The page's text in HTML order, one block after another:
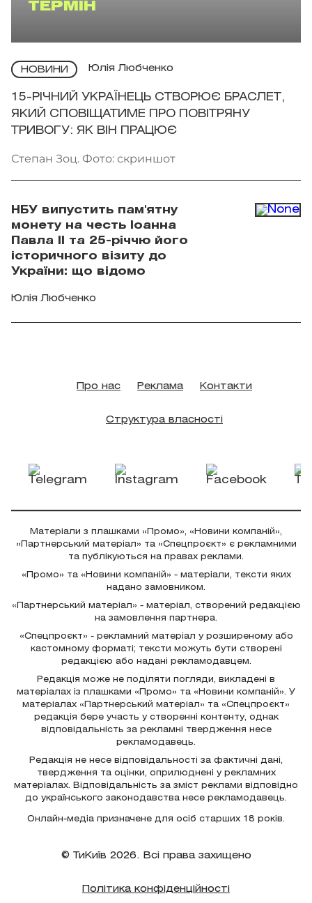
ТЕРМІН
НОВИНИ Юлія Любченко
15-РІЧНИЙ УКРАЇНЕЦЬ СТВОРЮЄ БРАСЛЕТ,
ЯКИЙ СПОВІЩАТИМЕ ПРО ПОВІТРЯНУ
ТРИВОГУ: ЯК ВІН ПРАЦЮЄ
Степан Зоц. Фото: скриншот
НБУ випустить пам'ятну
монету на честь Іоанна
Павла II та 25-річчю його
історичного візиту до
України: що відомо
Юлія Любченко
Про нас Реклама Контакти
Структура власності
Матеріали з плашками «Промо», «Новини компаній»,
«Партнерський матеріал» та «Спецпроєкт» є рекламними
та публікуються на правах реклами.
«Промо» та «Новини компаній» - матеріали, тексти яких
надано замовником.
«Партнерський матеріал» - матеріал, створений редакцією
на замовлення партнера.
«Спецпроєкт» - рекламний матеріал у розширеному або
кастомному форматі; тексти можуть бути створені
редакцією або надані рекламодавцем.
Редакція може не поділяти погляди, викладені в
матеріалах із плашками «Промо» та «Новини компаній». У
матеріалах «Партнерський матеріал» та «Спецпроєкт»
редакція бере участь у створенні контенту, однак
відповідальність за рекламні твердження несе
рекламодавець.
Редакція не несе відповідальності за фактичні дані,
твердження та оцінки, оприлюднені у рекламних
матеріалах. Відповідальність за зміст реклами відповідно
до українського законодавства несе рекламодавець.
Онлайн-медіа призначене для осіб старших 18 років.
© ТиКиїв 2026. Всі права захищено
Політика конфіденційності